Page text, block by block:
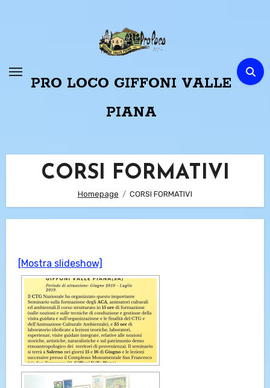
PRO LOCO GIFFONI VALLE
PIANA
CORSI FORMATIVI
Homepage CORSI FORMATIVI
[Mostra slideshow]